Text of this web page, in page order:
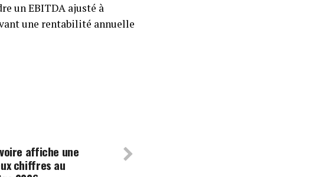
un EBITDA ajusté à
une rentabilité annuelle
affiche une
chiffres au